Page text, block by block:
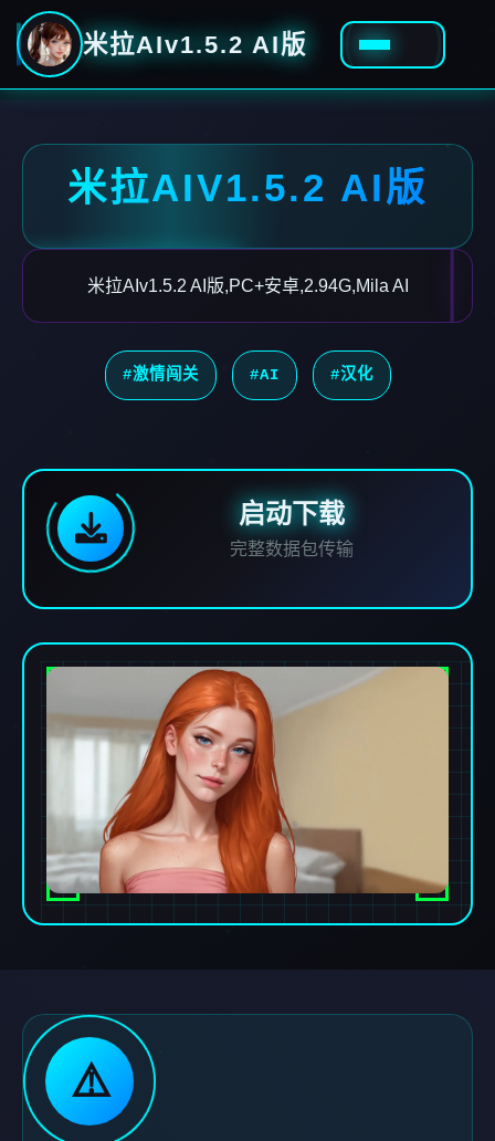
米拉AIv1.5.2 AI版
米拉AIV1.5.2 AI版
米拉AIv1.5.2 AI版,PC+安卓,2.94G,Mila AI
#激情闯关 #AI #汉化
启动下载
完整数据包传输
⚠️